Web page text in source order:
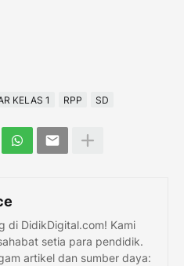
KELAS 1 RPP SD
di DidikDigital.com! Kami
setia para pendidik.
artikel dan sumber daya: